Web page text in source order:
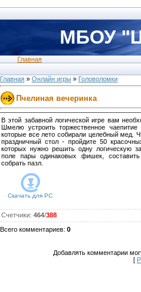
МБОУ
Главная
Главная » Онлайн игры » Головоломки
Пчелиная вечеринка
В этой забавной логической игре вам
Шмелю устроить торжественное
которые все лето собирали целебный мед.
праздничный стол - пройдите 50
которых нужно решить одну логическую
поле пары одинаковых фишек,
собрать пазл.
Скачать для PC
Счетчики: 464/388
Всего комментариев: 0
Добавлять комментарии
[